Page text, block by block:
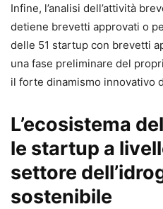
Infine, l’analisi dell’attività
detiene brevetti approvati o
delle 51 startup con brevetti
una fase preliminare del
il forte dinamismo innovativo
L’ecosistema
le startup a
settore
sostenibile